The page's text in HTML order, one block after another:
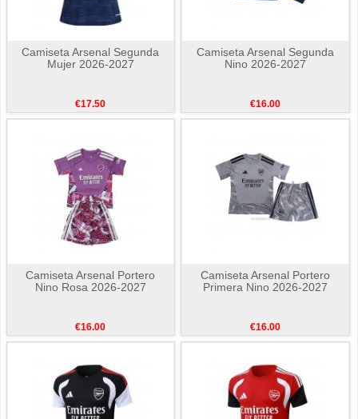
Camiseta Arsenal Segunda
Mujer 2026-2027
€17.50
Camiseta Arsenal Segunda
Nino 2026-2027
€16.00
Camiseta Arsenal Portero
Nino Rosa 2026-2027
€16.00
Camiseta Arsenal Portero
Primera Nino 2026-2027
€16.00